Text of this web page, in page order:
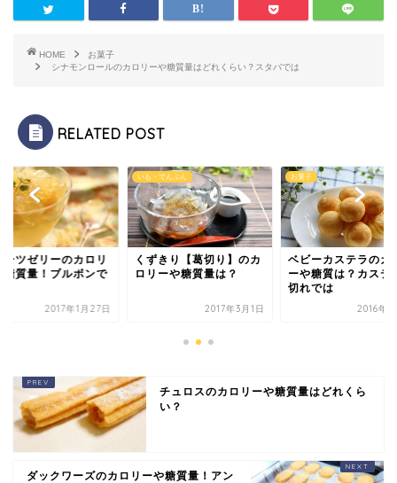
HOME
お菓子
シナモンロールのカロリーや糖質量はどれくらい？スタバでは
RELATED POST
ーツゼリーのカロリ
糖質量！ブルボンで
2017年1月27日
いも・でんぷん
くずきり【葛切り】のカ
ロリーや糖質量は？
2017年3月1日
お菓子
ベビーカステラのカ
ーや糖質は？カステ
切れでは
2016年8
チュロスのカロリーや糖質量はどれくら
い？
ダックワーズのカロリーや糖質量！アン